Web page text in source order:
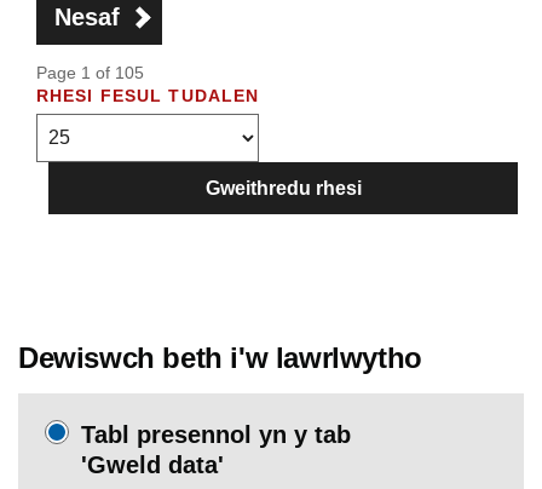
Nesaf
Page 1 of 105
RHESI FESUL TUDALEN
Gweithredu rhesi
Dewiswch beth i'w lawrlwytho
Tabl presennol yn y tab
'Gweld data'